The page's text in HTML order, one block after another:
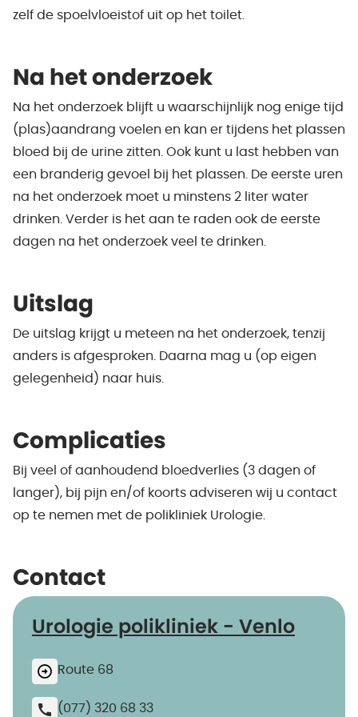
zelf de spoelvloeistof uit op het toilet.
Na het onderzoek
Na het onderzoek blijft u waarschijnlijk nog enige tijd
(plas)aandrang voelen en kan er tijdens het plassen
bloed bij de urine zitten. Ook kunt u last hebben van
een branderig gevoel bij het plassen. De eerste uren
na het onderzoek moet u minstens 2 liter water
drinken. Verder is het aan te raden ook de eerste
dagen na het onderzoek veel te drinken.
Uitslag
De uitslag krijgt u meteen na het onderzoek, tenzij
anders is afgesproken. Daarna mag u (op eigen
gelegenheid) naar huis.
Complicaties
Bij veel of aanhoudend bloedverlies (3 dagen of
langer), bij pijn en/of koorts adviseren wij u contact
op te nemen met de polikliniek Urologie.
Contact
Urologie polikliniek - Venlo
Route 68
(077) 320 68 33